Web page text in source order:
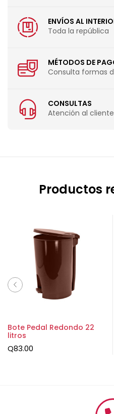
ENVÍOS AL
Toda la república
MÉTODOS DE
Consulta formas
CONSULTAS
Atención al cliente
Productos
Bote Pedal Redondo 22
litros
Q83.00